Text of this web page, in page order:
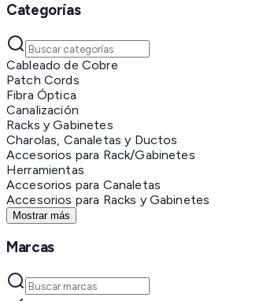
Categorías
Cableado de Cobre
Patch Cords
Fibra Óptica
Canalización
Racks y Gabinetes
Charolas, Canaletas y Ductos
Accesorios para Rack/Gabinetes
Herramientas
Accesorios para Canaletas
Accesorios para Racks y Gabinetes
Mostrar más
Marcas